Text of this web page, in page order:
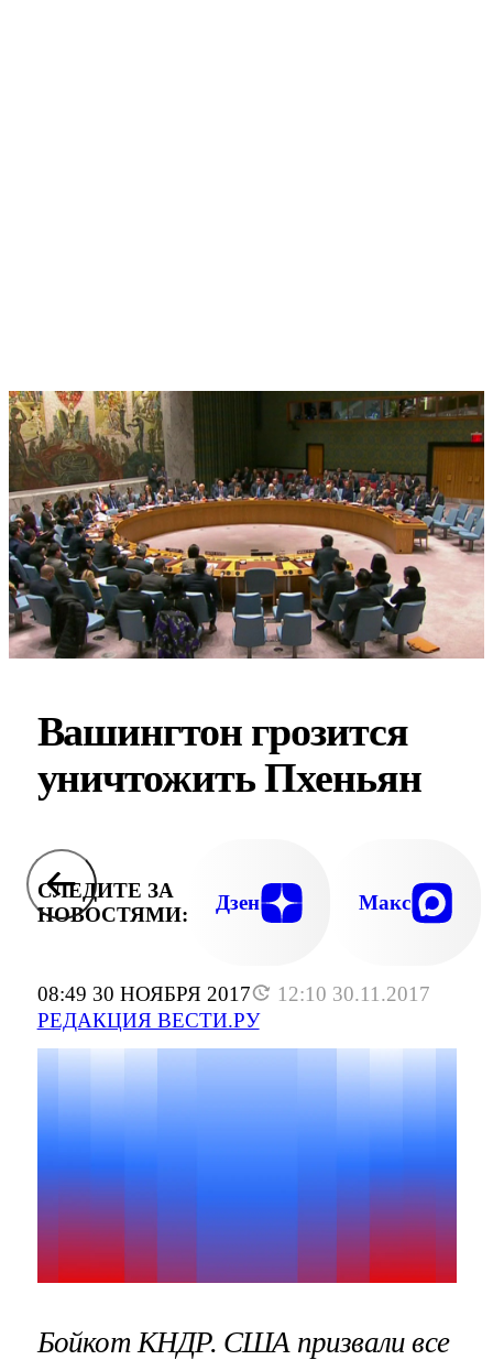
08:49 30 НОЯБРЯ 2017
12:10 30.11.2017
РЕДАКЦИЯ ВЕСТИ.РУ
Вашингтон грозится
уничтожить Пхеньян
СЛЕДИТЕ ЗА
НОВОСТЯМИ:
Дзен Макс
Бойкот КНДР. США призвали все